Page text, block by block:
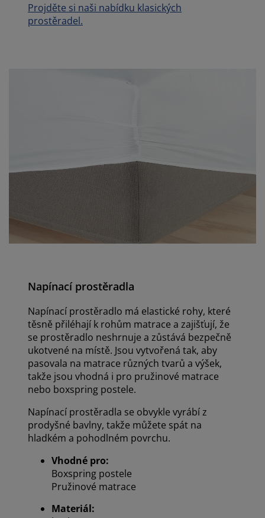
Projděte si naši nabídku klasických
prostěradel.
Napínací prostěradla
Napínací prostěradlo má elastické rohy, které
těsně přiléhají k rohům matrace a zajišťují, že
se prostěradlo neshrnuje a zůstává bezpečně
ukotvené na místě. Jsou vytvořená tak, aby
pasovala na matrace různých tvarů a výšek,
takže jsou vhodná i pro pružinové matrace
nebo boxspring postele.
Napínací prostěradla se obvykle vyrábí z
prodyšné bavlny, takže můžete spát na
hladkém a pohodlném povrchu.
Vhodné pro:
Boxspring postele
Pružinové matrace
Materiál: